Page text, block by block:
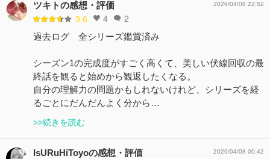
ツキトの感想・評価
3.6 4 2
2026/04/08 22:52
過去ログ 全シリーズ鑑賞済み
シーズン1の完成度がすごく高くて、美しい伏線回収の最
終話を観ると始めから観返したくなる。
自分の理解力の問題かもしれないけれど、シリーズを経
るごとにだんだんよく分から…
>>続きを読む
IsURuHiToyoの感想・評価 2026/04/08 00:42